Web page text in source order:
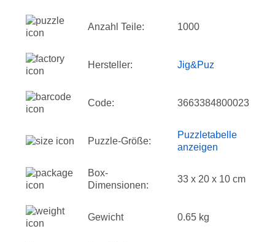
Anzahl Teile: 1000
Hersteller: Jig&Puz
Code: 3663384800023
Puzzle-Größe:
Puzzletabelle
anzeigen
Box-
Dimensionen:
33 x 20 x 10 cm
Gewicht 0.65 kg